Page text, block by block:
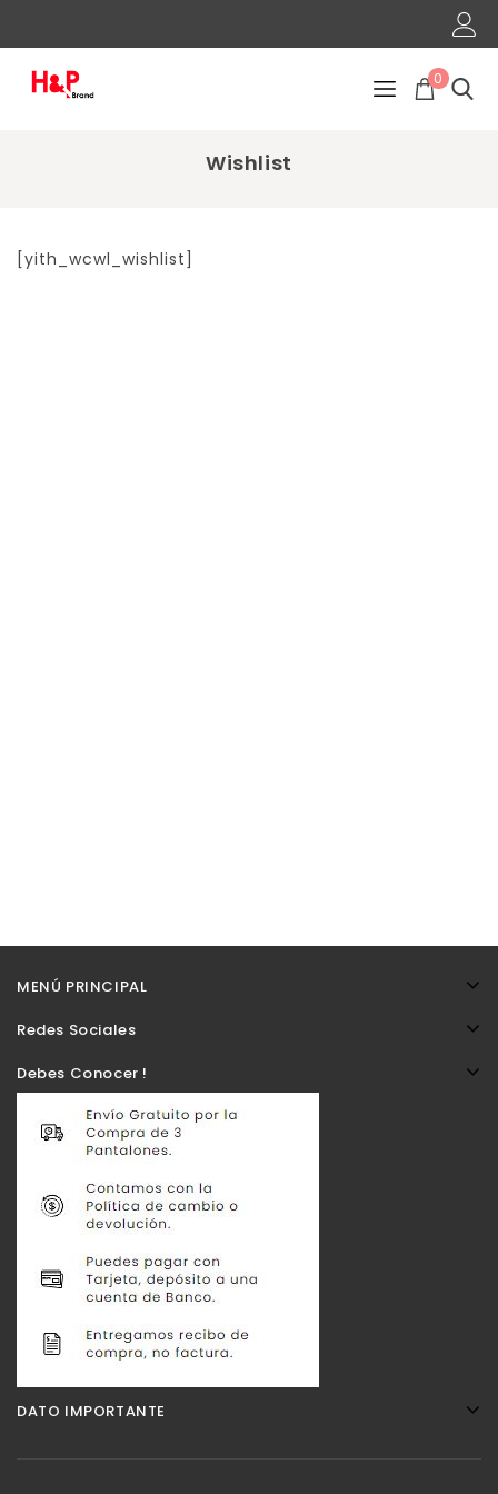
0
Wishlist
[yith_wcwl_wishlist]
MENÚ PRINCIPAL
Redes Sociales
Debes Conocer !
DATO IMPORTANTE